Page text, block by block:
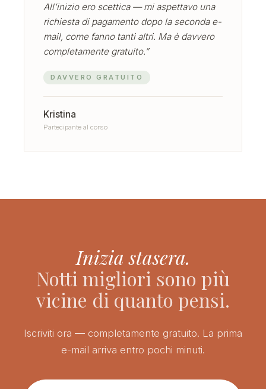
All’inizio ero scettica — mi aspettavo una
richiesta di pagamento dopo la seconda e-
mail, come fanno tanti altri. Ma è davvero
completamente gratuito.”
DAVVERO GRATUITO
Kristina
Partecipante al corso
Inizia stasera.
Notti migliori sono più
vicine di quanto pensi.
Iscriviti ora — completamente gratuito. La prima
e-mail arriva entro pochi minuti.